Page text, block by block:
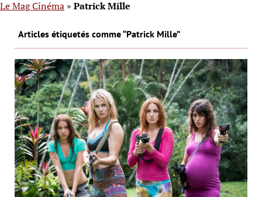
Le Mag Cinéma » Patrick Mille
Articles étiquetés comme “Patrick Mille”